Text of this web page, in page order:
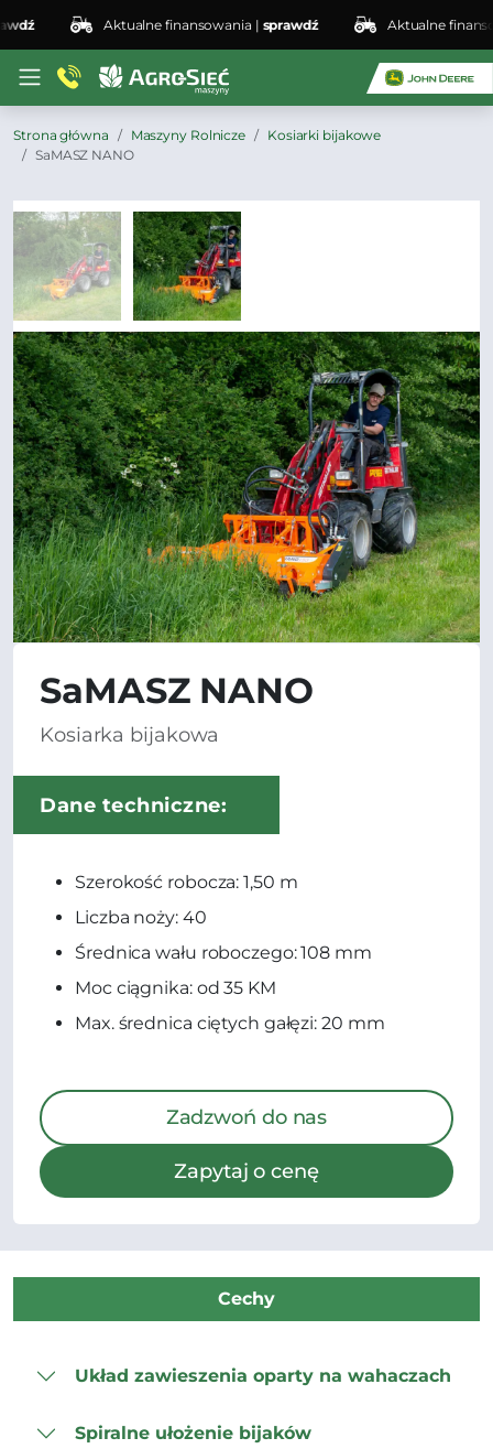
Aktualne finansowania |sprawdź Aktualne
Strona główna Maszyny Rolnicze
Kosiarki bijakowe
SaMASZ NANO
SaMASZ NANO
Kosiarka bijakowa
Dane techniczne:
Szerokość robocza: 1,50 m
Liczba noży: 40
Średnica wału roboczego: 108 mm
Moc ciągnika: od 35 KM
Max. średnica ciętych gałęzi: 20 mm
Zadzwoń do nas
Zapytaj o cenę
Cechy
Układ zawieszenia oparty na wahaczach
Spiralne ułożenie bijaków